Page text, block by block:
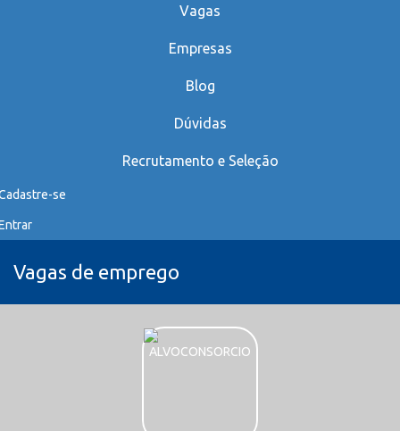
Vagas
Empresas
Blog
Dúvidas
Recrutamento e Seleção
se
Vagas de emprego